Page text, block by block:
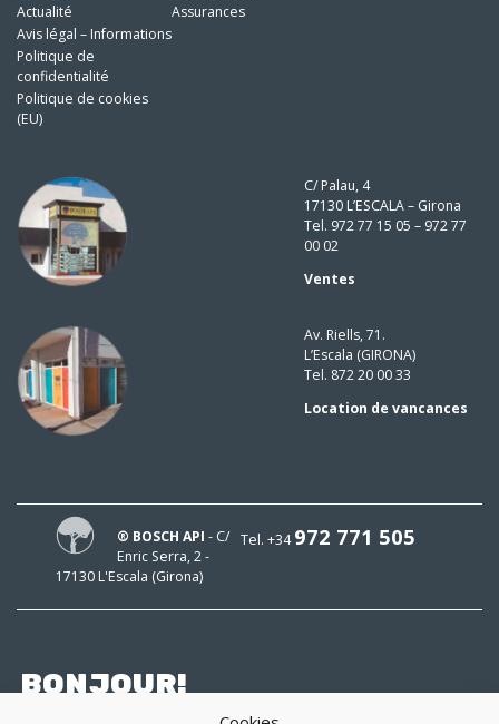
Actualité
Avis légal – Informations
Politique de
confidentialité
Politique de cookies
(EU)
Assurances
C/ Palau, 4
17130 L’ESCALA – Girona
Tel. 972 77 15 05 – 972 77
00 02
Ventes
Av. Riells, 71.
L’Escala (GIRONA)
Tel. 872 20 00 33
Location de vancances
Tel. +34972 771 505
® BOSCH API - C/
Enric Serra, 2 -
17130 L'Escala (Girona)
BONJOUR!